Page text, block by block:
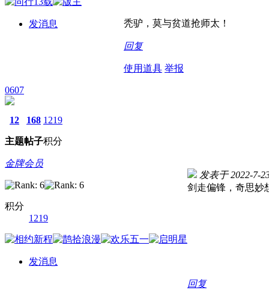
发消息 秃驴，莫与贫道抢师太！
回复
使用道具 举报
0607
12
主题
168
帖子
1219
积分
金牌会员
积分
1219
发消息
发表于 2022-7-
剑走偏锋，奇思妙
回复